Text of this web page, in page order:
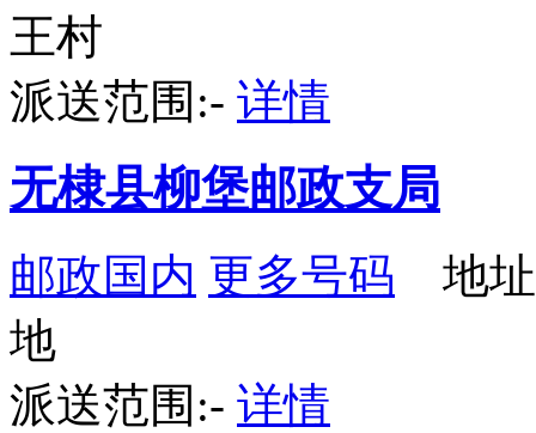
王村
派送范围:- 详情
无棣县柳堡邮政支局
邮政国内 更多号码 地址
地
派送范围:- 详情